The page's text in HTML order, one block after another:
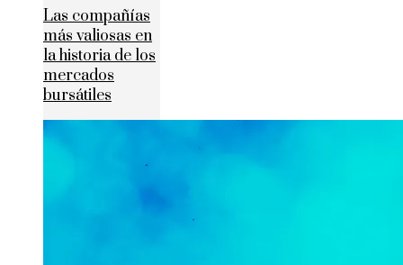
Las compañías
más valiosas en
la historia de los
mercados
bursátiles